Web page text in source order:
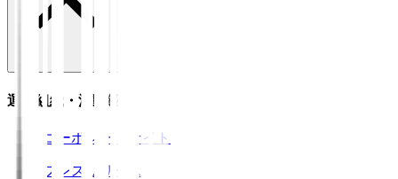
運営組織・活動紹介
コーポレートサイト
プレスリリース